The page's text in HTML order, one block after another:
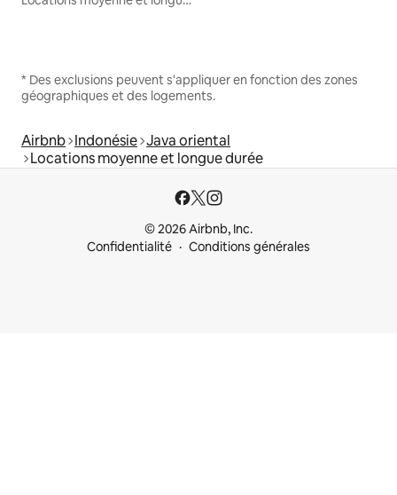
* Des exclusions peuvent s'appliquer en fonction des zones
géographiques et des logements.
Airbnb Indonésie Java oriental
Locations moyenne et longue durée
© 2026 Airbnb, Inc.
Confidentialité
Conditions générales